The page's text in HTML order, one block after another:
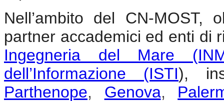
Nell’ambito del CN-MOST,
partner accademici ed enti di
Ingegneria del Mare
dell’Informazione (ISTI),
Parthenope, Genova,